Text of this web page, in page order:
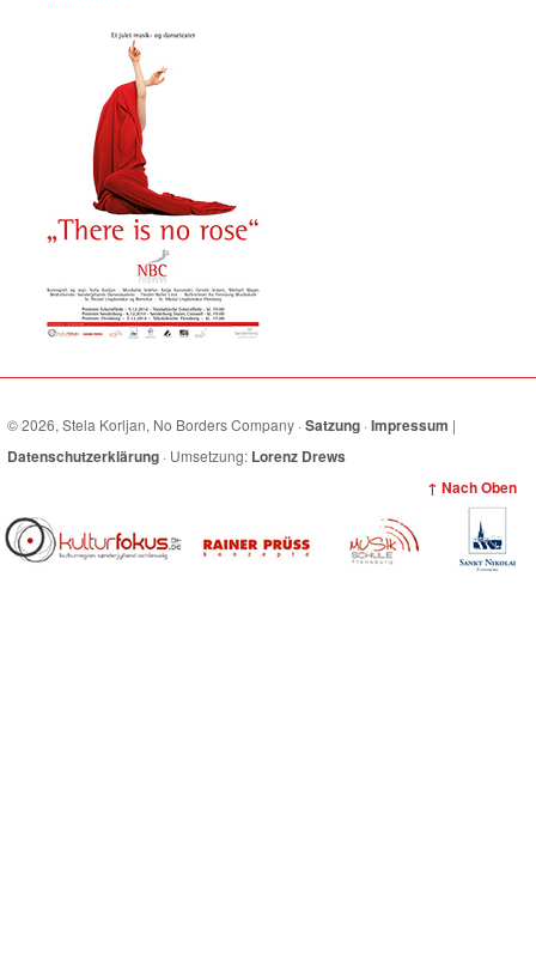
© 2026, Stela Korljan, No Borders Company ·Satzung ·Impressum |
Datenschutzerklärung · Umsetzung: Lorenz Drews
↑ Nach Oben